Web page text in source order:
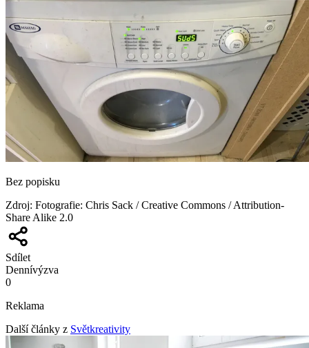
Bez popisku
Zdroj: Fotografie: Chris Sack / Creative Commons / Attribution-
Share Alike 2.0
Sdílet
Dennívýzva
0
Reklama
Další články z Světkreativity